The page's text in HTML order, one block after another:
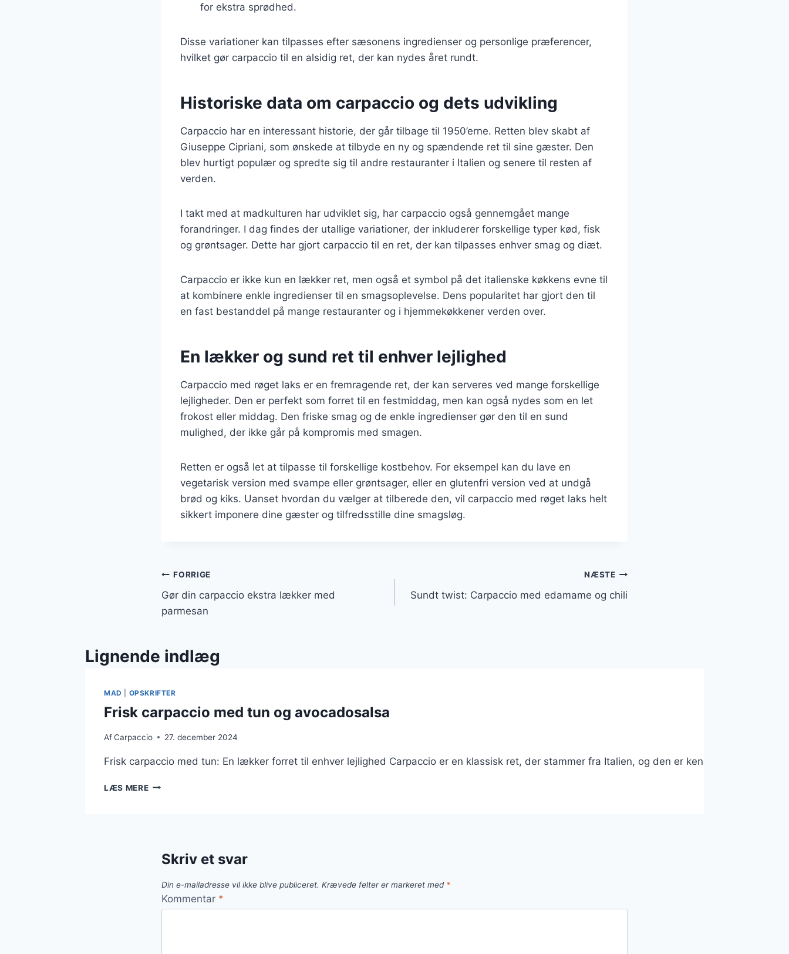
for ekstra sprødhed.
Disse variationer kan tilpasses efter sæsonens ingredienser og personlige præferencer,
hvilket gør carpaccio til en alsidig ret, der kan nydes året rundt.
Historiske data om carpaccio og dets udvikling
Carpaccio har en interessant historie, der går tilbage til 1950’erne. Retten blev skabt af
Giuseppe Cipriani, som ønskede at tilbyde en ny og spændende ret til sine gæster. Den
blev hurtigt populær og spredte sig til andre restauranter i Italien og senere til resten af
verden.
I takt med at madkulturen har udviklet sig, har carpaccio også gennemgået mange
forandringer. I dag findes der utallige variationer, der inkluderer forskellige typer kød, fisk
og grøntsager. Dette har gjort carpaccio til en ret, der kan tilpasses enhver smag og diæt.
Carpaccio er ikke kun en lækker ret, men også et symbol på det italienske køkkens evne til
at kombinere enkle ingredienser til en smagsoplevelse. Dens popularitet har gjort den til
en fast bestanddel på mange restauranter og i hjemmekøkkener verden over.
En lækker og sund ret til enhver lejlighed
Carpaccio med røget laks er en fremragende ret, der kan serveres ved mange forskellige
lejligheder. Den er perfekt som forret til en festmiddag, men kan også nydes som en let
frokost eller middag. Den friske smag og de enkle ingredienser gør den til en sund
mulighed, der ikke går på kompromis med smagen.
Retten er også let at tilpasse til forskellige kostbehov. For eksempel kan du lave en
vegetarisk version med svampe eller grøntsager, eller en glutenfri version ved at undgå
brød og kiks. Uanset hvordan du vælger at tilberede den, vil carpaccio med røget laks helt
sikkert imponere dine gæster og tilfredsstille dine smagsløg.
Indlægsnavigation
FORRIGE
Gør din carpaccio ekstra lækker med
parmesan
NÆSTE
Sundt twist: Carpaccio med edamame og chili
Lignende indlæg
MAD OPSKRIFTER
Frisk carpaccio med tun og avocadosalsa
AfCarpaccio 27. december 2024
Frisk carpaccio med tun: En lækker forret til enhver lejlighed Carpaccio er en klassisk ret, der stammer fra Italien, og den er kendt for sin
LÆS MEREFRISK
Skriv et svar
Din e-mailadresse vil ikke blive publiceret. Krævede felter er markeret med *
Kommentar *